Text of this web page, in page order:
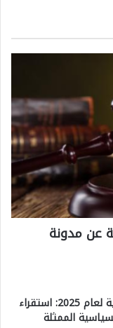
عن مدونة
خارطة الانتخابات البرلمانية لعام 2025: استقراء
الممثلة